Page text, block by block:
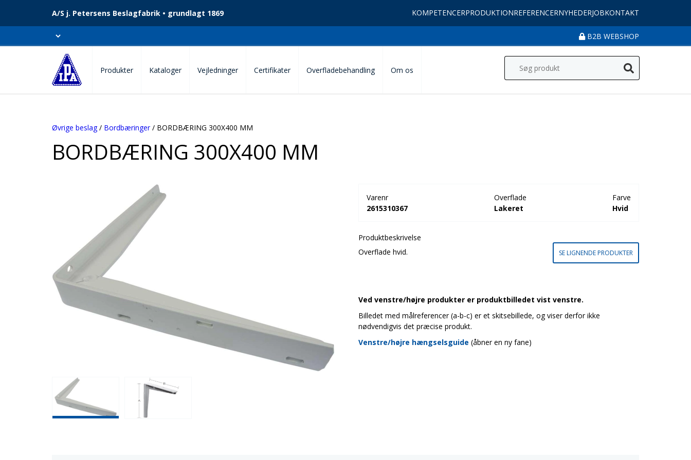
A/S j. Petersens Beslagfabrik • grundlagt 1869 KOMPETENCERPRODUKTIONREFERENCERNYHEDERJOBKONTAKT
B2B WEBSHOP
Produkter Kataloger Vejledninger Certifikater Overfladebehandling Om os
Øvrige beslag/ Bordbæringer/ BORDBÆRING 300X400 MM
BORDBÆRING 300X400 MM
Varenr
2615310367
Overflade
Lakeret
Farve
Hvid
Produktbeskrivelse
Overflade hvid.
SE LIGNENDE PRODUKTER
Ved venstre/højre produkter er produktbilledet vist venstre.
Billedet med målreferencer (a-b-c) er et skitsebillede, og viser derfor ikke
nødvendigvis det præcise produkt.
Venstre/højre hængselsguide (åbner en ny fane)